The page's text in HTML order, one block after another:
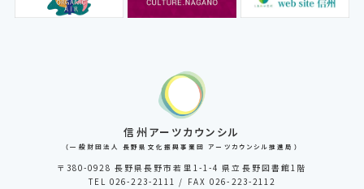
信州アーツカウンシル
（一般財団法人 長野県文化振興事業団 アーツカウンシル推進局）
〒380-0928 長野県長野市若里1-1-4 県立長野図書館1階
TEL 026-223-2111 / FAX 026-223-2112